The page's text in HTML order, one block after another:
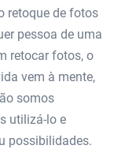
retoque de fotos
pessoa de uma
retocar fotos, o
vem à mente,
somos
utilizá-lo e
possibilidades.